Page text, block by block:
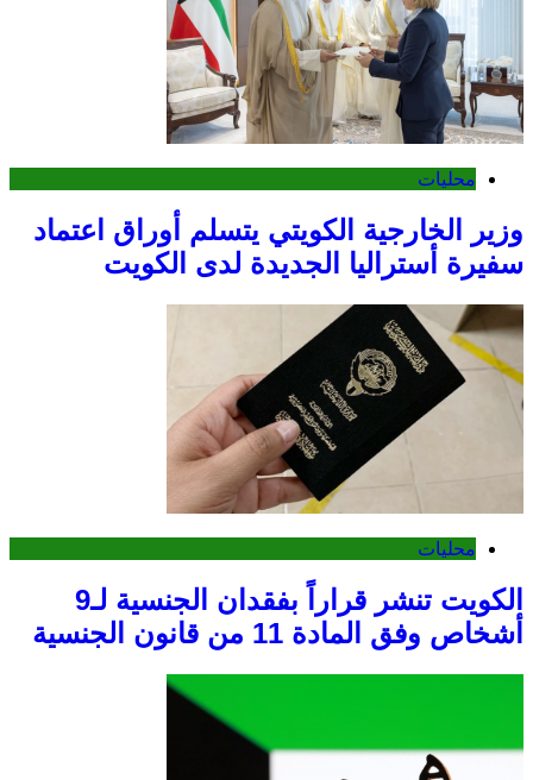
محليات
وزير الخارجية الكويتي يتسلم أوراق اعتماد
سفيرة أستراليا الجديدة لدى الكويت
محليات
الكويت تنشر قراراً بفقدان الجنسية لـ9
أشخاص وفق المادة 11 من قانون الجنسية